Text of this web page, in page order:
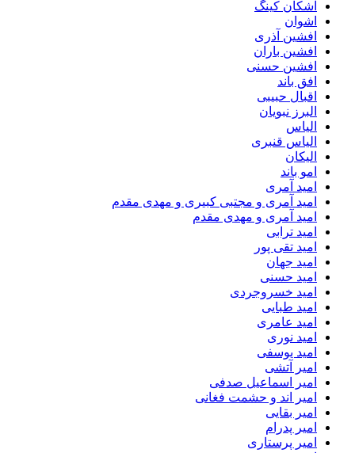
اشکان کینگ
اشوان
افشین آذری
افشین باران
افشین حسنی
افق باند
اقبال حبیبی
البرز نبویان
الیاس
الیاس قنبرى
الیکان
امو باند
امید آمری
امید آمری و مجتبی کبیری و مهدى مقدم
امید آمری و مهدی مقدم
امید ترابی
امید تقی پور
امید جهان
امید حسنی
امید خسروجردی
امید طبایی
امید عامری
امید نوری
امید یوسفی
امیر آتشی
امیر اسماعیل صدفی
امیر اند و حشمت فغانی
امیر بقایی
امیر پدرام
امیر پرستاری